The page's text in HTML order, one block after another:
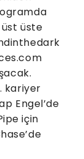
üst üste
kariyer
Engel’de
için